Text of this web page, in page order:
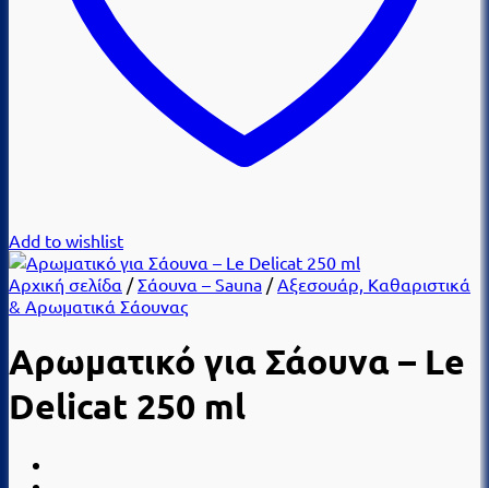
Add to wishlist
Αρχική σελίδα / Σάουνα – Sauna / Αξεσουάρ, Καθαριστικά
& Αρωματικά Σάουνας
Αρωματικό για Σάουνα – Le
Delicat 250 ml